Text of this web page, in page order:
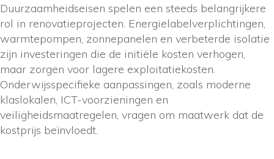
Duurzaamheidseisen spelen een steeds belangrijkere
rol in renovatieprojecten. Energielabelverplichtingen,
warmtepompen, zonnepanelen en verbeterde isolatie
zijn investeringen die de initiële kosten verhogen,
maar zorgen voor lagere exploitatiekosten.
Onderwijsspecifieke aanpassingen, zoals moderne
klaslokalen, ICT-voorzieningen en
veiligheidsmaatregelen, vragen om maatwerk dat de
kostprijs beïnvloedt.